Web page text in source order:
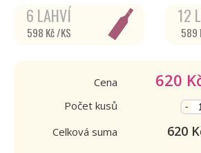
6 LAHVÍ
598 Kč /KS
12
589
Cena 620
Počet kusů
-
Celková suma 620